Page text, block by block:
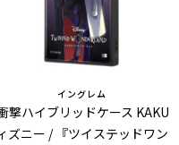
イングレム
撃ハイブリッドケース KAKU
ズニー / 『ツイステッドワン